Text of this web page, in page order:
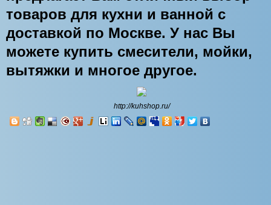
товаров для кухни и ванной с
доставкой по Москве. У нас Вы
можете купить смесители, мойки,
вытяжки и многое другое.
http://kuhshop.ru/